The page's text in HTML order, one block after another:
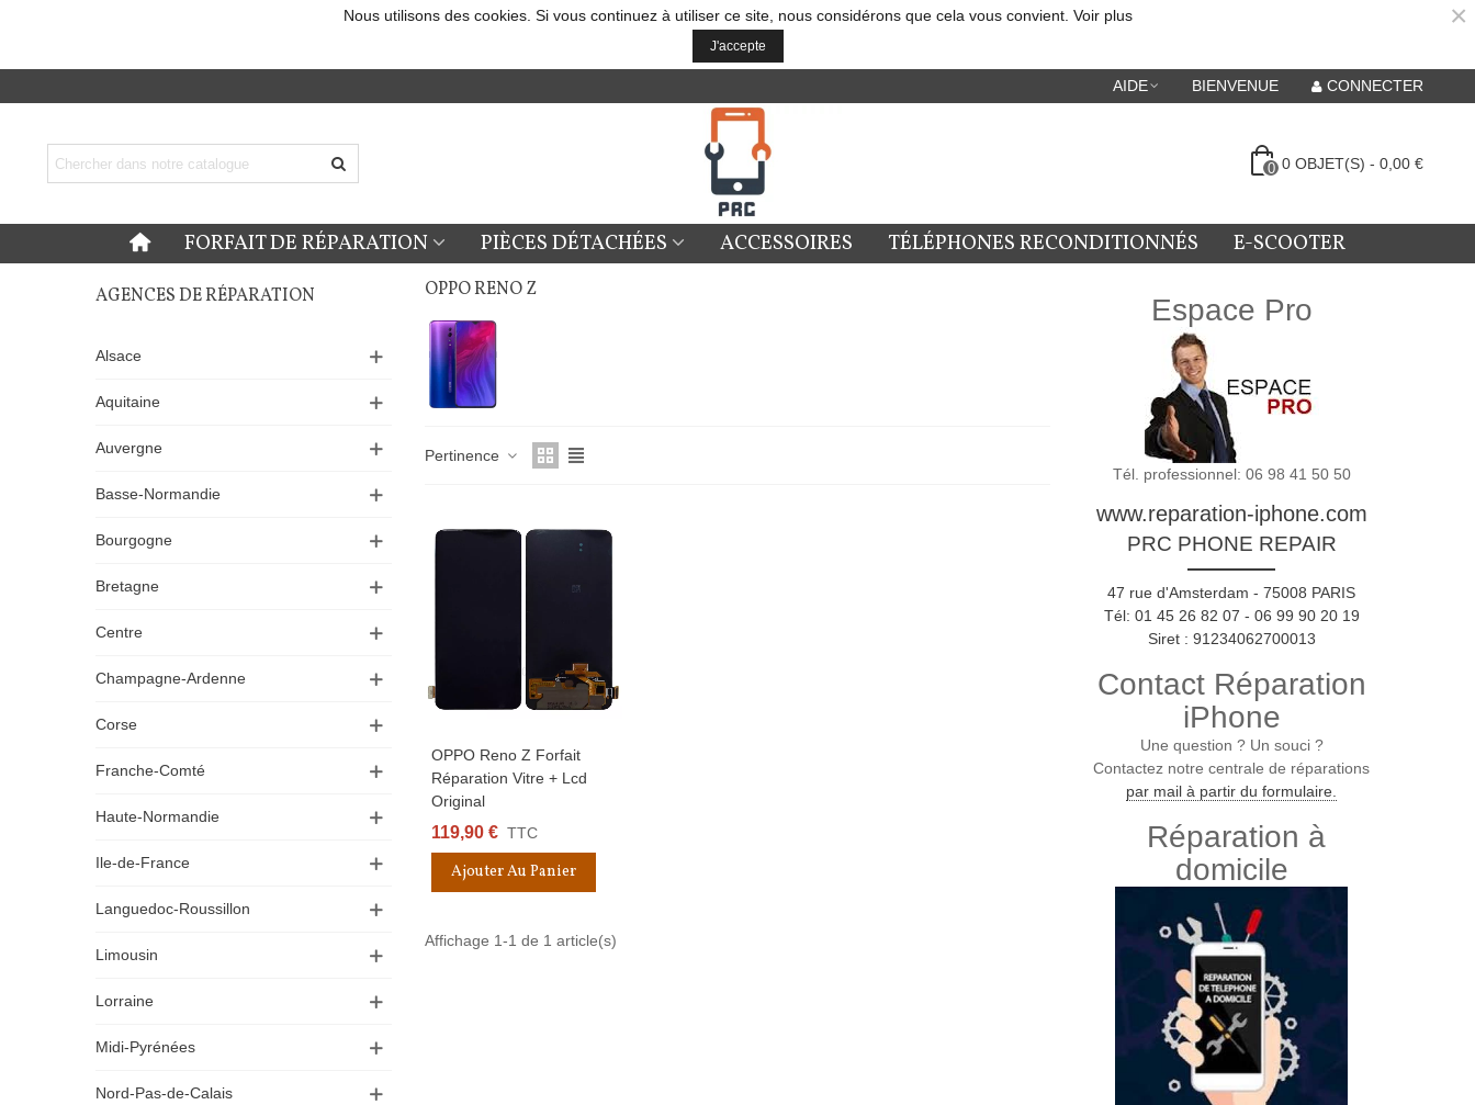
Nous utilisons des cookies. Si vous continuez à utiliser ce site, nous considérons que cela vous convient. Voir plus
J'accepte
×
AIDE BIENVENUE CONNECTER
0 0 OBJET(S) - 0,00 €
FORFAIT DE RÉPARATION PIÈCES DÉTACHÉES ACCESSOIRES TÉLÉPHONES RECONDITIONNÉS E-SCOOTER
AGENCES DE RÉPARATION
Alsace
Aquitaine
Auvergne
Basse-Normandie
Bourgogne
Bretagne
Centre
Champagne-Ardenne
Corse
Franche-Comté
Haute-Normandie
Ile-de-France
Languedoc-Roussillon
Limousin
Lorraine
Midi-Pyrénées
Nord-Pas-de-Calais
Espace Pro
Tél. professionnel: 06 98 41 50 50
www.reparation-iphone.com
PRC PHONE REPAIR
47 rue d'Amsterdam - 75008 PARIS
Tél: 01 45 26 82 07 - 06 99 90 20 19
Siret : 91234062700013
Contact Réparation
iPhone
Une question ? Un souci ?
Contactez notre centrale de réparations
par mail à partir du formulaire.
Réparation à
domicile
OPPO RENO Z
Pertinence
Aperçu Rapide
OPPO Reno Z Forfait
Réparation Vitre + Lcd
Original
119,90 € TTC
Ajouter Au Panier
Affichage 1-1 de 1 article(s)